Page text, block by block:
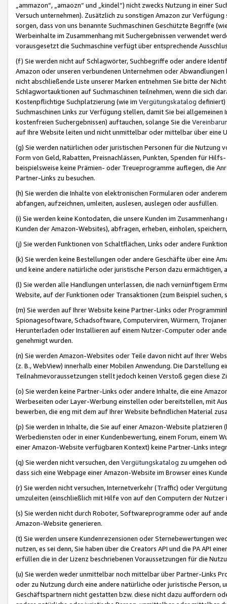
„ammazon“, „amaozn“ und „kindel“) nicht zwecks Nutzung in einer
Versuch unternehmen). Zusätzlich zu sonstigen Amazon zur
sorgen, dass von uns benannte Suchmaschinen Geschützte Begriffe
Werbeinhalte im Zusammenhang mit Suchergebnissen verwendet
vorausgesetzt die Suchmaschine verfügt über entsprechende
(f) Sie werden nicht auf Schlagwörter, Suchbegriffe oder andere
Amazon oder unseren verbundenen Unternehmen oder
nicht abschließende Liste unserer Marken entnehmen Sie bitte der
Schlagwortauktionen auf Suchmaschinen teilnehmen, wenn die sich
Kostenpflichtige Suchplatzierung (wie im Vergütungskatalog definiert)
Suchmaschinen Links zur Verfügung stellen, damit Sie bei
kostenfreien Suchergebnissen) auftauchen, solange Sie die
auf Ihre Website leiten und nicht unmittelbar oder mittelbar über eine
(g) Sie werden natürlichen oder juristischen Personen für die Nutzung
Form von Geld, Rabatten, Preisnachlässen, Punkten, Spenden für
beispielsweise keine Prämien- oder Treueprogramme auflegen, die
Partner-Links zu besuchen.
(h) Sie werden die Inhalte von elektronischen Formularen oder
abfangen, aufzeichnen, umleiten, auslesen, auslegen oder ausfüllen.
(i) Sie werden keine Kontodaten, die unsere Kunden im
Kunden der Amazon-Websites), abfragen, erheben, einholen,
(j) Sie werden Funktionen von Schaltflächen, Links oder andere
(k) Sie werden keine Bestellungen oder andere Geschäfte über eine
und keine andere natürliche oder juristische Person dazu
(l) Sie werden alle Handlungen unterlassen, die nach vernünftigem
Website, auf der Funktionen oder Transaktionen (zum Beispiel
(m) Sie werden auf Ihrer Website keine Partner-Links oder
Spionagesoftware, Schadsoftware, Computerviren, Würmern,
Herunterladen oder Installieren auf einem Nutzer-Computer oder
genehmigt wurden.
(n) Sie werden Amazon-Websites oder Teile davon nicht auf Ihrer
(z. B., WebView) innerhalb einer Mobilen Anwendung. Die Darstellung
Teilnahmevoraussetzungen stellt jedoch keinen Verstoß gegen diese
(o) Sie werden keine Partner-Links oder andere Inhalte, die eine
Werbeseiten oder Layer-Werbung einstellen oder bereitstellen, mit
bewerben, die eng mit dem auf Ihrer Website befindlichen Material
(p) Sie werden in Inhalte, die Sie auf einer Amazon-Website
Werbediensten oder in einer Kundenbewertung, einem Forum, einem
einer Amazon-Website verfügbaren Kontext) keine Partner-Links
(q) Sie werden nicht versuchen, den Vergütungskatalog zu umgehen
dass sich eine Webpage einer Amazon-Website im Browser eines
(r) Sie werden nicht versuchen, Internetverkehr (Traffic) oder
umzuleiten (einschließlich mit Hilfe von auf den Computern der
(s) Sie werden nicht durch Roboter, Softwareprogramme oder auf
Amazon-Website generieren.
(t) Sie werden unsere Kundenrezensionen oder Sternebewertungen
nutzen, es sei denn, Sie haben über die Creators API und die PA API
erfüllen die in der Lizenz beschriebenen Voraussetzungen für die
(u) Sie werden weder unmittelbar noch mittelbar über Partner-Links
oder zu Nutzung durch eine andere natürliche oder juristische
Geschäftspartnern nicht gestatten bzw. diese nicht dazu auffordern